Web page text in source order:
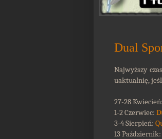
Dual
Najwyższy
uaktualnię,
27-28 Kwiecień:
1-2 Czerwiec:
3-4 Sierpień:
13 Październik: